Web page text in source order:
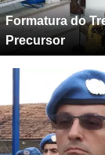
Formatura do
Precursor